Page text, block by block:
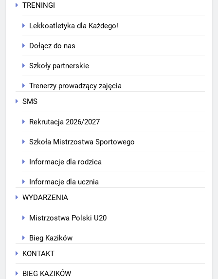
TRENINGI
Lekkoatletyka dla Każdego!
Dołącz do nas
Szkoły partnerskie
Trenerzy prowadzący zajęcia
SMS
Rekrutacja 2026/2027
Szkoła Mistrzostwa Sportowego
Informacje dla rodzica
Informacje dla ucznia
WYDARZENIA
Mistrzostwa Polski U20
Bieg Kazików
KONTAKT
BIEG KAZIKÓW